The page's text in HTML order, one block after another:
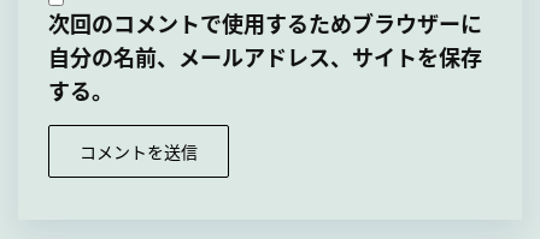
次回のコメントで使用するためブラウザーに
自分の名前、メールアドレス、サイトを保存
する。